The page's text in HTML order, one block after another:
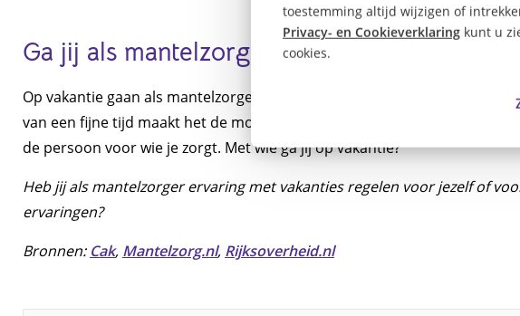
toestemming altijd wijzigen of
Privacy- en Cookieverklaring kunt u
cookies.
Ga jij als mantelzorger op vakantie?
Op vakantie gaan als mantelzorger is zeker mogelijk. Het vraagt wel
van een fijne tijd maakt het de moeite waard. Of je nu alleen gaat, met
de persoon voor wie je zorgt. Met wie ga jij op vakantie?
Heb jij als mantelzorger ervaring met vakanties regelen voor jezelf of
ervaringen?
Bronnen: Cak, Mantelzorg.nl, Rijksoverheid.nl